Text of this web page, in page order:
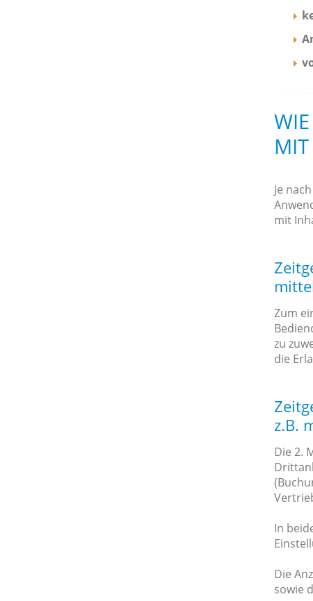
Je
mit
Zum
zu
die
z.B.
Die 2.
In
Die
sowie